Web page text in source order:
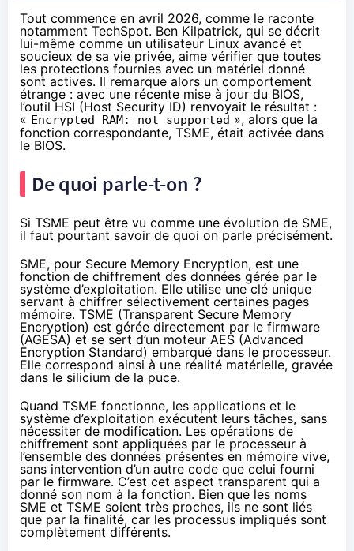
Tout commence en avril 2026, comme le raconte
notamment TechSpot. Ben Kilpatrick, qui se décrit
lui-même comme un utilisateur Linux avancé et
soucieux de sa vie privée, aime vérifier que toutes
les protections fournies avec un matériel donné
sont actives. Il remarque alors un comportement
étrange : avec une récente mise à jour du BIOS,
l’outil HSI (Host Security ID) renvoyait le résultat :
« Encrypted RAM: not supported », alors que la
fonction correspondante, TSME, était activée dans
le BIOS.
De quoi parle-t-on ?
Si TSME peut être vu comme une évolution de SME,
il faut pourtant savoir de quoi on parle précisément.
SME, pour Secure Memory Encryption, est une
fonction de chiffrement des données gérée par le
système d’exploitation. Elle utilise une clé unique
servant à chiffrer sélectivement certaines pages
mémoire. TSME (Transparent Secure Memory
Encryption) est gérée directement par le firmware
(AGESA) et se sert d’un moteur AES (Advanced
Encryption Standard) embarqué dans le processeur.
Elle correspond ainsi à une réalité matérielle, gravée
dans le silicium de la puce.
Quand TSME fonctionne, les applications et le
système d’exploitation exécutent leurs tâches, sans
nécessiter de modification. Les opérations de
chiffrement sont appliquées par le processeur à
l’ensemble des données présentes en mémoire vive,
sans intervention d’un autre code que celui fourni
par le firmware. C’est cet aspect transparent qui a
donné son nom à la fonction. Bien que les noms
SME et TSME soient très proches, ils ne sont liés
que par la finalité, car les processus impliqués sont
complètement différents.